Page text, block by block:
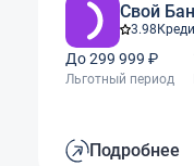
Свой
3.98
До 299 999 ₽
Льготный период
Подробнее